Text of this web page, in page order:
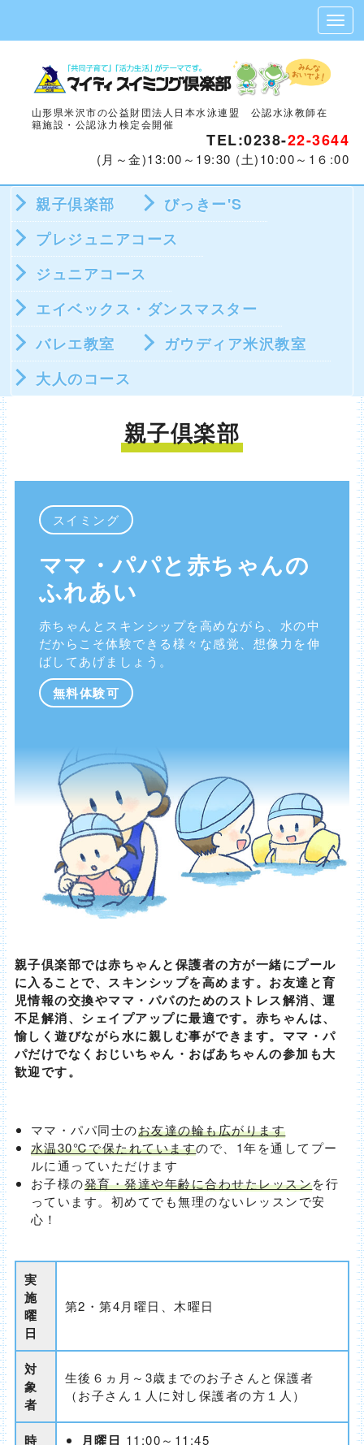
山形県米沢市の公益財団法人日本水泳連盟 公認水泳教師在
籍施設・公認泳力検定会開催
TEL:0238-22-3644
(月～金)13:00～19:30 (土)10:00～1６:00
親子倶楽部
びっきー'S
プレジュニアコース
ジュニアコース
エイベックス・ダンスマスター
バレエ教室
ガウディア米沢教室
大人のコース
親子倶楽部
スイミング
ママ・パパと赤ちゃんの
ふれあい
赤ちゃんとスキンシップを高めながら、水の中
だからこそ体験できる様々な感覚、想像力を伸
ばしてあげましょう。
無料体験可
親子倶楽部では赤ちゃんと保護者の方が一緒にプール
に入ることで、スキンシップを高めます。お友達と育
児情報の交換やママ・パパのためのストレス解消、運
不足解消、シェイプアップに最適です。赤ちゃんは、
愉しく遊びながら水に親しむ事ができます。ママ・パ
パだけでなくおじいちゃん・おばあちゃんの参加も大
歓迎です。
ママ・パパ同士のお友達の輪も広がります
水温30℃で保たれていますので、1年を通してプー
ルに通っていただけます
お子様の発育・発達や年齢に合わせたレッスンを行
っています。初めてでも無理のないレッスンで安
心！
実
施
曜
日
第2・第4月曜日、木曜日
対
象
者
生後６ヵ月～3歳までのお子さんと保護者
（お子さん１人に対し保護者の方１人）
時
月曜日 11:00～11:45